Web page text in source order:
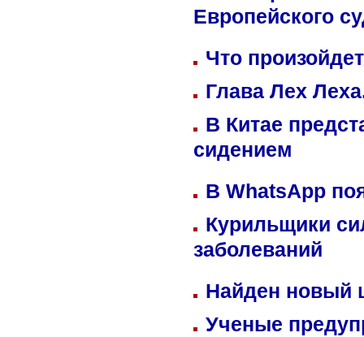
Европейского
Что
Глава Лех
В Китае
сидением
В WhatsApp
Курильщики
заболеваний
Найден
Ученые